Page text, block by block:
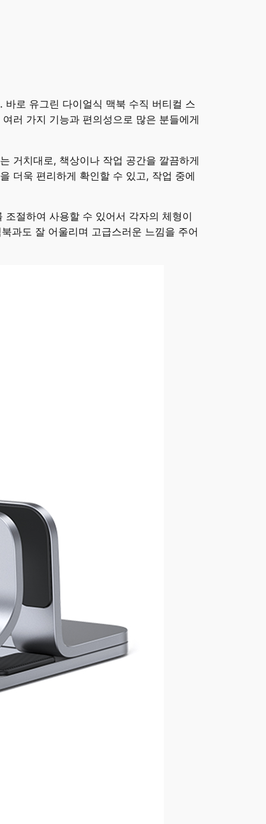
로 유그린 다이얼식 맥북 수직 버티컬 스
러 가지 기능과 편의성으로 많은 분들에게
거치대로, 책상이나 작업 공간을 깔끔하게
더욱 편리하게 확인할 수 있고, 작업 중에
절하여 사용할 수 있어서 각자의 체형이
과도 잘 어울리며 고급스러운 느낌을 주어